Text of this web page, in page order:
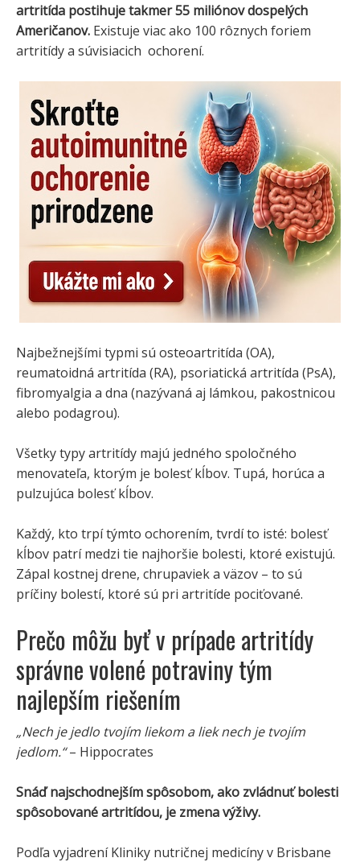
artritída postihuje takmer 55 miliónov dospelých
Američanov. Existuje viac ako 100 rôznych foriem
artritídy a súvisiacich ochorení.
Najbežnejšími typmi sú osteoartritída (OA),
reumatoidná artritída (RA), psoriatická artritída (PsA),
fibromyalgia a dna (nazývaná aj lámkou, pakostnicou
alebo podagrou).
Všetky typy artritídy majú jedného spoločného
menovateľa, ktorým je bolesť kĺbov. Tupá, horúca a
pulzujúca bolesť kĺbov.
Každý, kto trpí týmto ochorením, tvrdí to isté: bolesť
kĺbov patrí medzi tie najhoršie bolesti, ktoré existujú.
Zápal kostnej drene, chrupaviek a väzov – to sú
príčiny bolestí, ktoré sú pri artritíde pociťované.
Prečo môžu byť v prípade artritídy
správne volené potraviny tým
najlepším riešením
„Nech je jedlo tvojím liekom a liek nech je tvojím
jedlom.“– Hippocrates
Snáď najschodnejším spôsobom, ako zvládnuť bolesti
spôsobované artritídou, je zmena výživy.
Podľa vyjadrení Kliniky nutričnej medicíny v Brisbane